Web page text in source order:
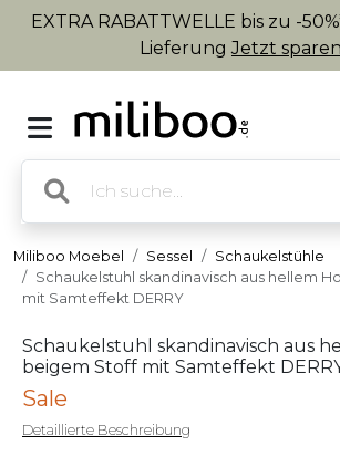
EXTRA RABATTWELLE bis zu -
LieferungJetzt
Miliboo Moebel Sessel
Schaukelstühle
Schaukelstuhl skandinavisch aus hellem
mit Samteffekt DERRY
Schaukelstuhl skandinavisch aus
beigem Stoff mit Samteffekt
Sale
Detaillierte Beschreibung